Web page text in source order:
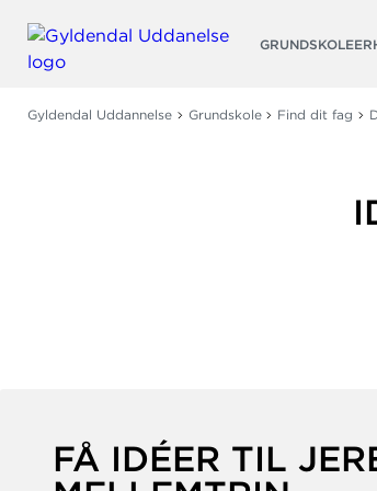
GRUNDSKOLE
Gyldendal Uddannelse Grundskole Find dit fag
FÅ IDÉER TIL